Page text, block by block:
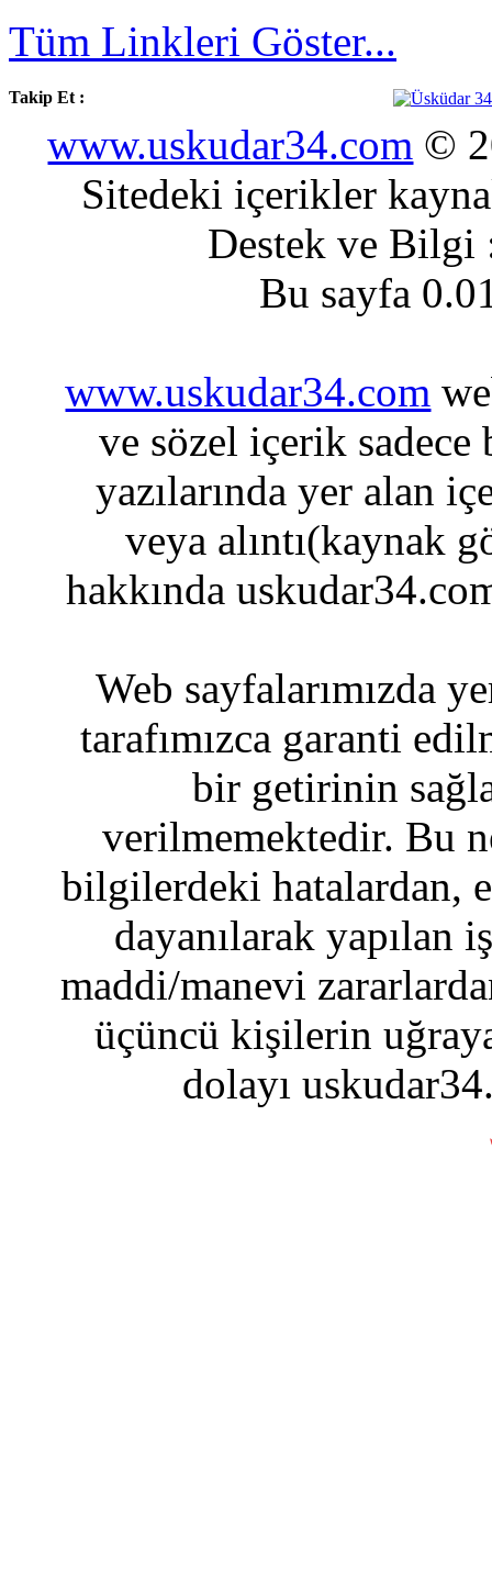
Tüm Linkleri Göster...
Takip Et :
www.uskudar34.com ©
Sitedeki içerikler
Destek ve
Bu sayfa
www.uskudar34.com
ve sözel içerik sadece
yazılarında yer alan
veya alıntı(kaynak
hakkında
Web sayfalarımızda
tarafımızca garanti
bir getirinin
verilmemektedir. Bu
bilgilerdeki hatalardan,
dayanılarak yapılan
maddi/manevi
üçüncü kişilerin
dolayı